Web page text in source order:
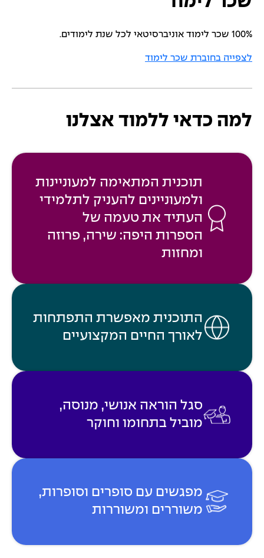
100% שכר לימוד אוניברסיטאי לכל שנת לימודים.
לצפייה בחוברת שכר לימוד
למה כדאי ללמוד אצלנו
תוכנית המתאימה למעוניינות
ולמעוניינים להעניק לתלמידי
העתיד את טעמה של
הספרות היפה: שירה, פרוזה
ומחזות
התוכנית מאפשרת התפתחות
לאורך החיים המקצועיים
סגל הוראה אנושי, מנוסה,
מוביל בתחומו וחוקר
מפגשים עם סופרים וסופרות,
משוררים ומשוררות